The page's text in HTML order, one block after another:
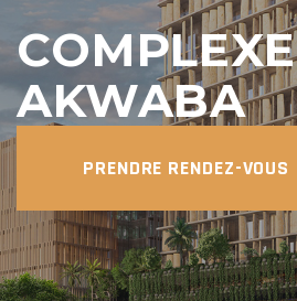
COMPLEXE
AKWABA
PRENDRE RENDEZ-VOUS